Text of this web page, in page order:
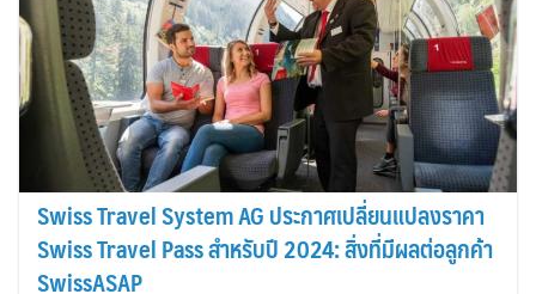
Swiss Travel System AG ประกาศเปลี่ยนแปลงราคา
Swiss Travel Pass สำหรับปี 2024: สิ่งที่มีผลต่อลูกค้า
SwissASAP